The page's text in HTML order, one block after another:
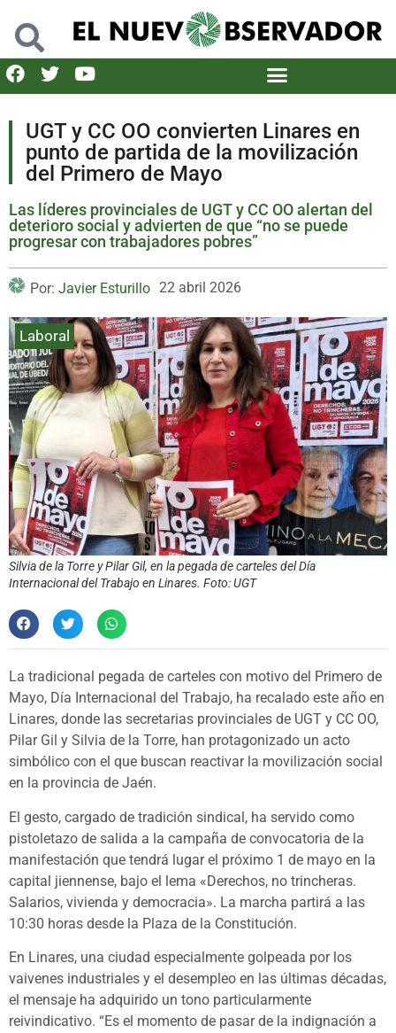
UGT y CC OO convierten Linares en
punto de partida de la movilización
del Primero de Mayo
Las líderes provinciales de UGT y CC OO alertan del
deterioro social y advierten de que “no se puede
progresar con trabajadores pobres”
Por: Javier Esturillo 22 abril 2026
Laboral
Silvia de la Torre y Pilar Gil, en la pegada de carteles del Día
Internacional del Trabajo en Linares. Foto: UGT
La tradicional pegada de carteles con motivo del Primero de
Mayo, Día Internacional del Trabajo, ha recalado este año en
Linares, donde las secretarias provinciales de UGT y CC OO,
Pilar Gil y Silvia de la Torre, han protagonizado un acto
simbólico con el que buscan reactivar la movilización social
en la provincia de Jaén.
El gesto, cargado de tradición sindical, ha servido como
pistoletazo de salida a la campaña de convocatoria de la
manifestación que tendrá lugar el próximo 1 de mayo en la
capital jiennense, bajo el lema «Derechos, no trincheras.
Salarios, vivienda y democracia». La marcha partirá a las
10:30 horas desde la Plaza de la Constitución.
En Linares, una ciudad especialmente golpeada por los
vaivenes industriales y el desempleo en las últimas décadas,
el mensaje ha adquirido un tono particularmente
reivindicativo. “Es el momento de pasar de la indignación a